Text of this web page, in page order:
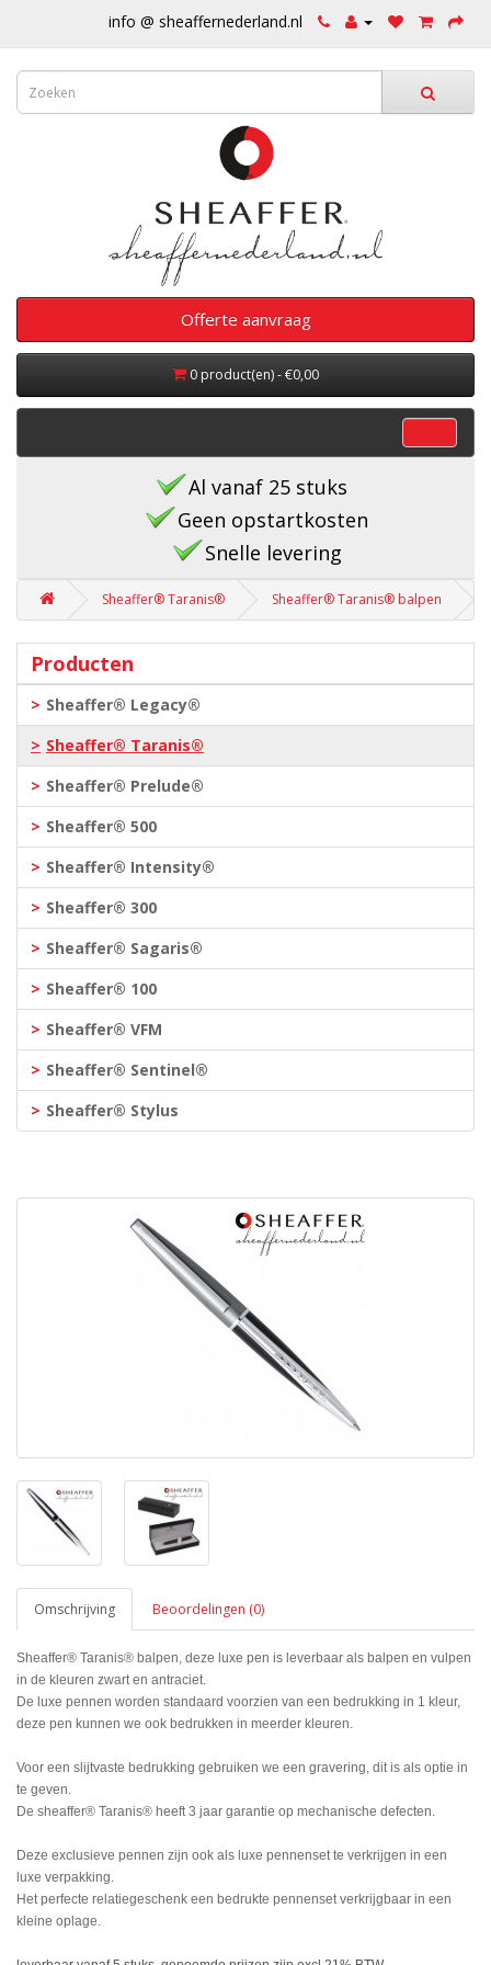
info @ sheaffernederland.nl
Offerte aanvraag
0 product(en) - €0,00
Al vanaf 25 stuks
Geen opstartkosten
Snelle levering
Sheaffer® Taranis® Sheaffer® Taranis® balpen
Producten
Sheaffer® Legacy®
Sheaffer® Taranis®
Sheaffer® Prelude®
Sheaffer® 500
Sheaffer® Intensity®
Sheaffer® 300
Sheaffer® Sagaris®
Sheaffer® 100
Sheaffer® VFM
Sheaffer® Sentinel®
Sheaffer® Stylus
Omschrijving Beoordelingen (0)
Sheaffer® Taranis® balpen, deze luxe pen is leverbaar als balpen en vulpen
in de kleuren zwart en antraciet.
De luxe pennen worden standaard voorzien van een bedrukking in 1 kleur,
deze pen kunnen we ook bedrukken in meerder kleuren.
Voor een slijtvaste bedrukking gebruiken we een gravering, dit is als optie in
te geven.
De sheaffer® Taranis® heeft 3 jaar garantie op mechanische defecten.
Deze exclusieve pennen zijn ook als luxe pennenset te verkrijgen in een
luxe verpakking.
Het perfecte relatiegeschenk een bedrukte pennenset verkrijgbaar in een
kleine oplage.